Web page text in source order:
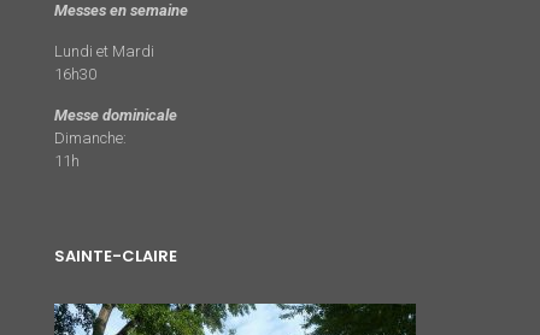
Messes en semaine
Lundi et Mardi
16h30
Messe dominicale
Dimanche:
11h
SAINTE-CLAIRE